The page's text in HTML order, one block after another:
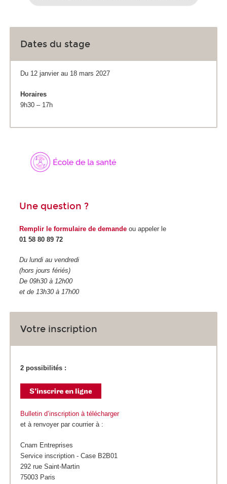
Dates du stage
Du 12 janvier au 18 mars 2027
Horaires
9h30 – 17h
Une question ?
Remplir le formulaire de demande ou appeler le
01 58 80 89 72
Du lundi au vendredi
(hors jours fériés)
De 09h30 à 12h00
et de 13h30 à 17h00
Votre inscription
2 possibilités :
Bulletin d’inscription à télécharger
et à renvoyer par courrier à :
Cnam Entreprises
Service inscription - Case B2B01
292 rue Saint-Martin
75003 Paris